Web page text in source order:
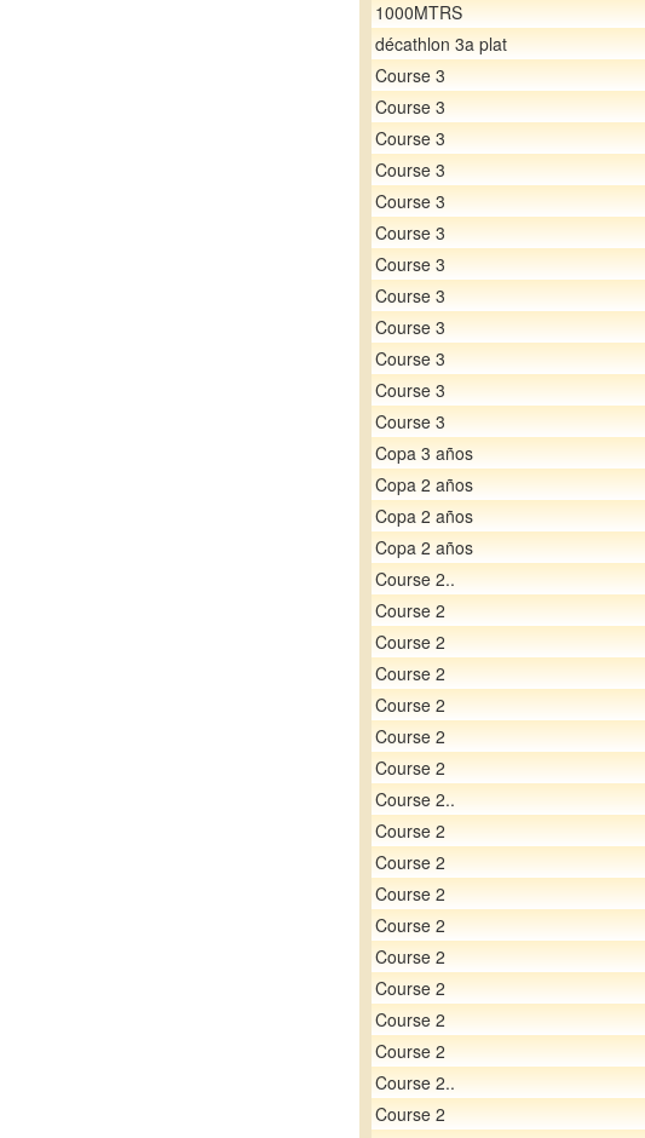
1000MTRS
décathlon 3a plat
Course 3
Course 3
Course 3
Course 3
Course 3
Course 3
Course 3
Course 3
Course 3
Course 3
Course 3
Course 3
Copa 3 años
Copa 2 años
Copa 2 años
Copa 2 años
Course 2..
Course 2
Course 2
Course 2
Course 2
Course 2
Course 2
Course 2..
Course 2
Course 2
Course 2
Course 2
Course 2
Course 2
Course 2
Course 2
Course 2..
Course 2